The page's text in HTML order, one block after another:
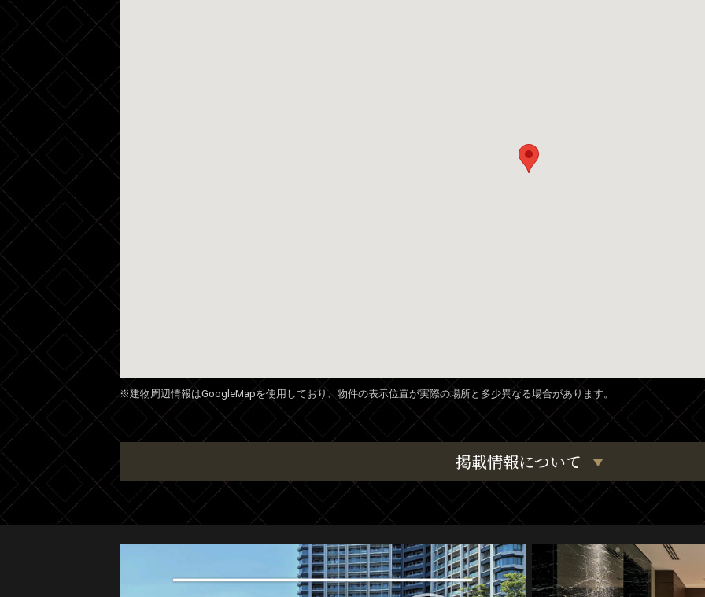
※建物周辺情報はGoogleMapを使用しており、物件の表示位置が実際の場所と多少異なる場合があります。
掲載情報について